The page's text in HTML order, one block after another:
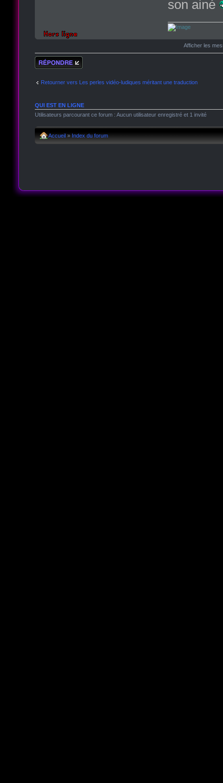
son ainé
Afficher les
Répondre
Retourner vers Les perles vidéo-ludiques méritant une traduction
QUI EST EN LIGNE
Utilisateurs parcourant ce forum : Aucun utilisateur enregistré et 1 invité
Accueil » Index du forum